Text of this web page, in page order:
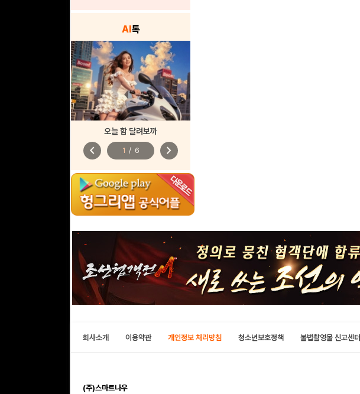
AI톡
오늘 함 달려보까
chevron_left 1 / 6 chevron_right
회사소개 이용약관 개인정보 처리방침 청소년보호정책 불법촬영물 신고센터
(주)스마트나우